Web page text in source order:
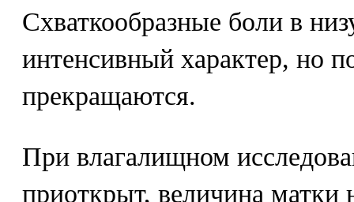
Схваткообразные боли в
интенсивный характер, но
прекращаются.
При влагалищном
приоткрыт, величина матки